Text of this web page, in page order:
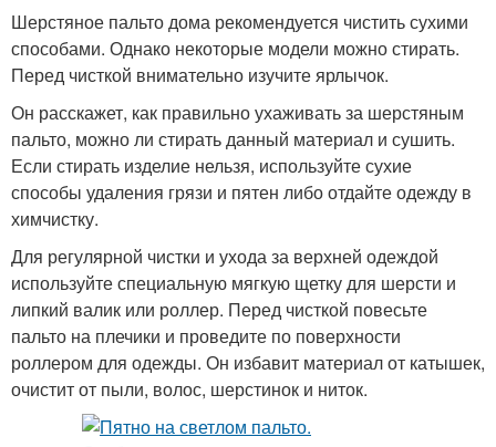
Шерстяное пальто дома рекомендуется чистить сухими
способами. Однако некоторые модели можно стирать.
Перед чисткой внимательно изучите ярлычок.
Он расскажет, как правильно ухаживать за шерстяным
пальто, можно ли стирать данный материал и сушить.
Если стирать изделие нельзя, используйте сухие
способы удаления грязи и пятен либо отдайте одежду в
химчистку.
Для регулярной чистки и ухода за верхней одеждой
используйте специальную мягкую щетку для шерсти и
липкий валик или роллер. Перед чисткой повесьте
пальто на плечики и проведите по поверхности
роллером для одежды. Он избавит материал от катышек,
очистит от пыли, волос, шерстинок и ниток.